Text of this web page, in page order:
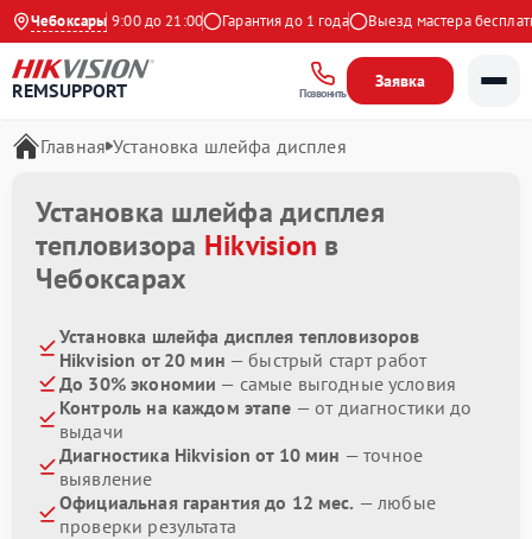
Чебоксары
Ежедневно с 9:00 до 21:00 Гарантия до 1 года Выезд мастера бесплатно
REMSUPPORT Позвонить
Заявка
Главная Установка шлейфа дисплея
Установка шлейфа дисплея
тепловизора Hikvision в
Чебоксарах
Установка шлейфа дисплея тепловизоров
Hikvision от 20 мин — быстрый старт работ
До 30% экономии — самые выгодные условия
Контроль на каждом этапе — от диагностики до
выдачи
Диагностика Hikvision от 10 мин — точное
выявление
Официальная гарантия до 12 мес. — любые
проверки результата